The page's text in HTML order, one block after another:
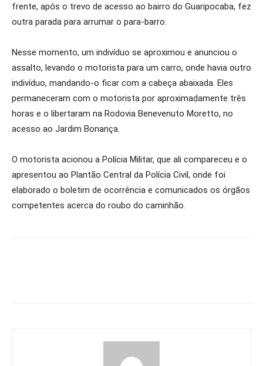
frente, após o trevo de acesso ao bairro do Guaripocaba, fez
outra parada para arrumar o para-barro.
Nesse momento, um indivíduo se aproximou e anunciou o
assalto, levando o motorista para um carro, onde havia outro
indivíduo, mandando-o ficar com a cabeça abaixada. Eles
permaneceram com o motorista por aproximadamente três
horas e o libertaram na Rodovia Benevenuto Moretto, no
acesso ao Jardim Bonança.
O motorista acionou a Polícia Militar, que ali compareceu e o
apresentou ao Plantão Central da Polícia Civil, onde foi
elaborado o boletim de ocorrência e comunicados os órgãos
competentes acerca do roubo do caminhão.